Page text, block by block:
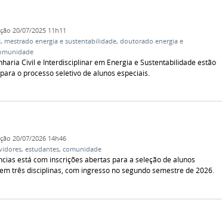
20/07/2025 11h11
, mestrado energia e sustentabilidade, doutorado energia e
Civil e Interdisciplinar em Energia e Sustentabilidade estão
o processo seletivo de alunos especiais.
20/07/2026 14h46
, estudantes, comunidade
está com inscrições abertas para a seleção de alunos
três disciplinas, com ingresso no segundo semestre de 2026.